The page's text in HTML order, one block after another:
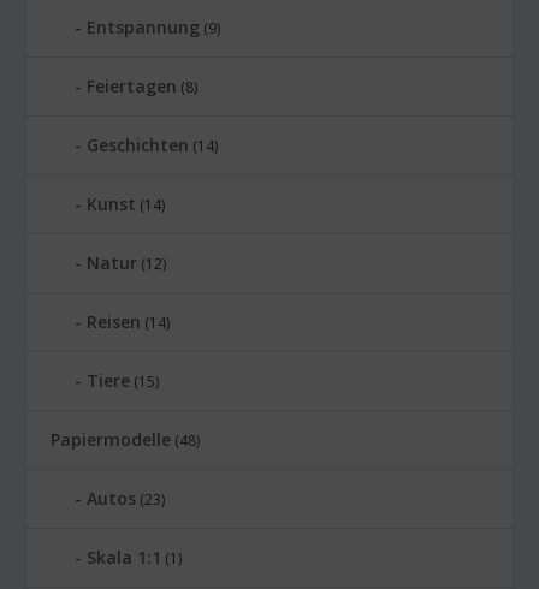
Entspannung (9)
Feiertagen (8)
Geschichten (14)
Kunst (14)
Natur (12)
Reisen (14)
Tiere (15)
Papiermodelle (48)
Autos (23)
Skala 1:1 (1)